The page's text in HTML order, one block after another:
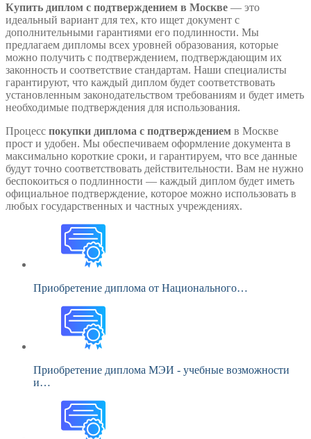
Купить диплом с подтверждением в Москве — это
идеальный вариант для тех, кто ищет документ с
дополнительными гарантиями его подлинности. Мы
предлагаем дипломы всех уровней образования, которые
можно получить с подтверждением, подтверждающим их
законность и соответствие стандартам. Наши специалисты
гарантируют, что каждый диплом будет соответствовать
установленным законодательством требованиям и будет иметь
необходимые подтверждения для использования.
Процесс покупки диплома с подтверждением в Москве
прост и удобен. Мы обеспечиваем оформление документа в
максимально короткие сроки, и гарантируем, что все данные
будут точно соответствовать действительности. Вам не нужно
беспокоиться о подлинности — каждый диплом будет иметь
официальное подтверждение, которое можно использовать в
любых государственных и частных учреждениях.
Приобретение диплома от Национального…
Приобретение диплома МЭИ - учебные возможности
и…